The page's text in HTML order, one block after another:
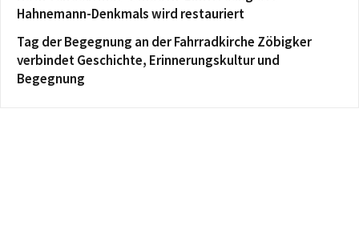
Hahnemann-Denkmals wird restauriert
Tag der Begegnung an der Fahrradkirche Zöbigker
verbindet Geschichte, Erinnerungskultur und
Begegnung